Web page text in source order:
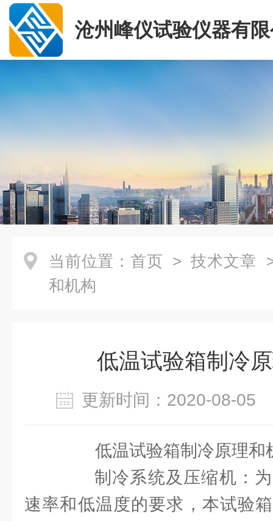
沧州峰仪试验仪器有
当前位置： 首页 > 技术文章
和机构
低温试验箱制冷
更新时间：2020-08-
低温试验箱制冷原理和
制冷系统及压缩机：为
速率和低温度的要求，本试验